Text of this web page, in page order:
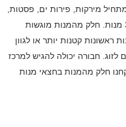
מירקות, פירות ים, פסטות,
דגים ולבסוף בשר וטלה. מכל סוג יש 3-4 מנות. חלק מהמנות מוגשות
קטנות יותר או לגוון
לזוג. חבורה יכולה להגיש למרכז
חלק מהמנות בחצאי מנות